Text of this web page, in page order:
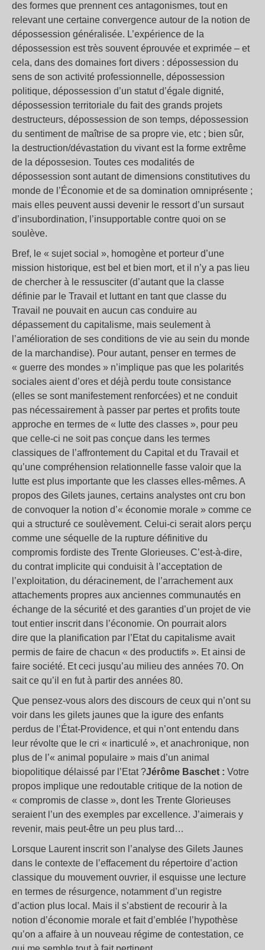
des formes que prennent ces antagonismes, tout en
relevant une certaine convergence autour de la notion de
dépossession généralisée. L’expérience de la
dépossession est très souvent éprouvée et exprimée – et
cela, dans des domaines fort divers : dépossession du
sens de son activité professionnelle, dépossession
politique, dépossession d’un statut d’égale dignité,
dépossession territoriale du fait des grands projets
destructeurs, dépossession de son temps, dépossession
du sentiment de maîtrise de sa propre vie, etc ; bien sûr,
la destruction/dévastation du vivant est la forme extrême
de la dépossesion. Toutes ces modalités de
dépossession sont autant de dimensions constitutives du
monde de l’Économie et de sa domination omniprésente ;
mais elles peuvent aussi devenir le ressort d’un sursaut
d’insubordination, l’insupportable contre quoi on se
soulève.
Bref, le « sujet social », homogène et porteur d’une
mission historique, est bel et bien mort, et il n’y a pas lieu
de chercher à le ressusciter (d’autant que la classe
définie par le Travail et luttant en tant que classe du
Travail ne pouvait en aucun cas conduire au
dépassement du capitalisme, mais seulement à
l’amélioration de ses conditions de vie au sein du monde
de la marchandise). Pour autant, penser en termes de
« guerre des mondes » n’implique pas que les polarités
sociales aient d’ores et déjà perdu toute consistance
(elles se sont manifestement renforcées) et ne conduit
pas nécessairement à passer par pertes et profits toute
approche en termes de « lutte des classes », pour peu
que celle-ci ne soit pas conçue dans les termes
classiques de l’affrontement du Capital et du Travail et
qu’une compréhension relationnelle fasse valoir que la
lutte est plus importante que les classes elles-mêmes. A
propos des Gilets jaunes, certains analystes ont cru bon
de convoquer la notion d’« économie morale » comme ce
qui a structuré ce soulèvement. Celui-ci serait alors perçu
comme une séquelle de la rupture définitive du
compromis fordiste des Trente Glorieuses. C’est-à-dire,
du contrat implicite qui conduisit à l’acceptation de
l’exploitation, du déracinement, de l’arrachement aux
attachements propres aux anciennes communautés en
échange de la sécurité et des garanties d’un projet de vie
tout entier inscrit dans l’économie. On pourrait alors
dire que la planification par l’Etat du capitalisme avait
permis de faire de chacun « des productifs ». Et ainsi de
faire société. Et ceci jusqu’au milieu des années 70. On
sait ce qu’il en fut à partir des années 80.
Que pensez-vous alors des discours de ceux qui n’ont su
voir dans les gilets jaunes que la igure des enfants
perdus de l’État-Providence, et qui n’ont entendu dans
leur révolte que le cri « inarticulé », et anachronique, non
plus de l’« animal populaire » mais d’un animal
biopolitique délaissé par l’Etat ?Jérôme Baschet : Votre
propos implique une redoutable critique de la notion de
« compromis de classe », dont les Trente Glorieuses
seraient l’un des exemples par excellence. J’aimerais y
revenir, mais peut-être un peu plus tard…
Lorsque Laurent inscrit son l’analyse des Gilets Jaunes
dans le contexte de l’effacement du répertoire d’action
classique du mouvement ouvrier, il esquisse une lecture
en termes de résurgence, notamment d’un registre
d’action plus local. Mais il s’abstient de recourir à la
notion d’économie morale et fait d’emblée l’hypothèse
qu’on a affaire à un nouveau régime de contestation, ce